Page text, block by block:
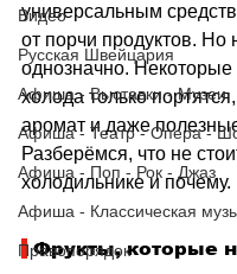
Видео
Русская Швейцария
Афиша - Выставки - Музеи
Афиша - Театр - Опера -
Афиша - Поп - Рок - Джаз
Афиша - Классическая
Правопорядок
универсальным
от порчи продуктов. Но
однозначно. Некоторые
холода только
аромат и даже
Разберёмся, что не
холодильнике и почему.
Фрукты, которые